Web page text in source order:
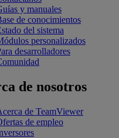
y manuales
de conocimientos
del sistema
personalizados
desarrolladores
de nosotros
de TeamViewer
de empleo